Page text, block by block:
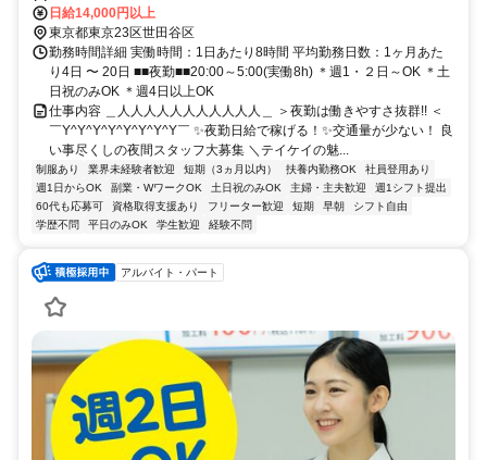
日給14,000円以上
東京都東京23区世田谷区
勤務時間詳細 実働時間：1日あたり8時間 平均勤務日数：1ヶ月あた
り4日 〜 20日 ■■夜勤■■20:00～5:00(実働8h) ＊週1・２日～OK ＊土
日祝のみOK ＊週4日以上OK
仕事内容 ＿人人人人人人人人人人人＿ ＞夜勤は働きやすさ抜群!! ＜
￣Y^Y^Y^Y^Y^Y^Y^Y￣ ✨夜勤日給で稼げる！✨交通量が少ない！ 良
い事尽くしの夜間スタッフ大募集 ＼テイケイの魅...
制服あり 業界未経験者歓迎 短期（3ヵ月以内） 扶養内勤務OK
社員登用あり
週1日からOK
副業・WワークOK 土日祝のみOK 主婦・主夫歓迎
週1シフト提出
60代も応募可
資格取得支援あり フリーター歓迎 短期 早朝
シフト自由
学歴不問
平日のみOK 学生歓迎 経験不問
アルバイト・パート